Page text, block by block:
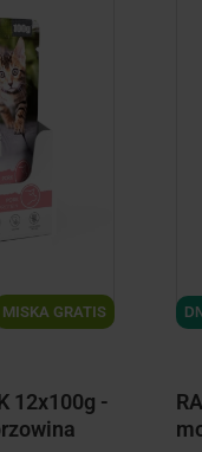
MISKA GRATIS
12x100g -